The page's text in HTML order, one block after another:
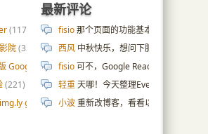
(117)
院(32)
Google 自定义搜索(187)
(221)
gallery(54)
最新评论
fisio那个页面的功能基本上也是拿 AI
西风 中秋快乐，想问下肥老师服务器
fisio可不，Google Reader 都去世十年
轻重天哪！今天整理Evernote，发现
小波重新改博客，看看以前的wp小伙